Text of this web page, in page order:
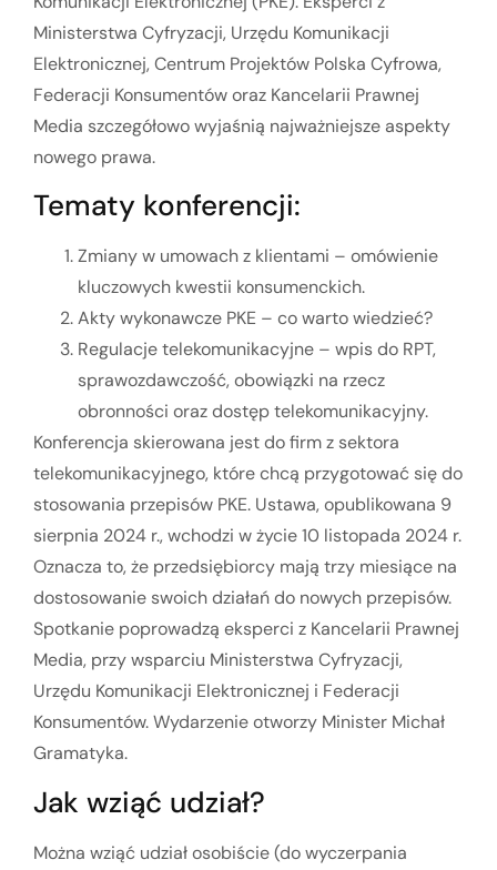
Ministerstwa Cyfryzacji, Urzędu Komunikacji
Elektronicznej, Centrum Projektów Polska Cyfrowa,
Federacji Konsumentów oraz Kancelarii Prawnej
Media szczegółowo wyjaśnią najważniejsze aspekty
nowego prawa.
Tematy konferencji:
Zmiany w umowach z klientami – omówienie
kluczowych kwestii konsumenckich.
Akty wykonawcze PKE – co warto wiedzieć?
Regulacje telekomunikacyjne – wpis do RPT,
sprawozdawczość, obowiązki na rzecz
obronności oraz dostęp telekomunikacyjny.
Konferencja skierowana jest do firm z sektora
telekomunikacyjnego, które chcą przygotować się do
stosowania przepisów PKE. Ustawa, opublikowana 9
sierpnia 2024 r., wchodzi w życie 10 listopada 2024 r.
Oznacza to, że przedsiębiorcy mają trzy miesiące na
dostosowanie swoich działań do nowych przepisów.
Spotkanie poprowadzą eksperci z Kancelarii Prawnej
Media, przy wsparciu Ministerstwa Cyfryzacji,
Urzędu Komunikacji Elektronicznej i Federacji
Konsumentów. Wydarzenie otworzy Minister Michał
Gramatyka.
Jak wziąć udział?
Można wziąć udział osobiście (do wyczerpania